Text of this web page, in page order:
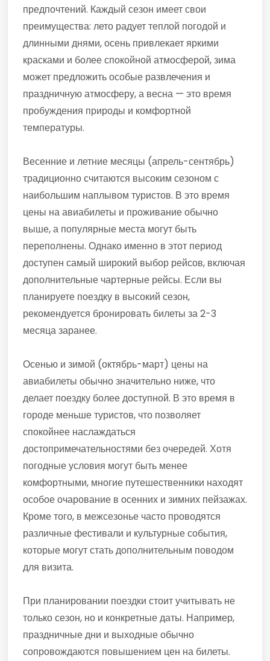
предпочтений. Каждый сезон имеет свои
преимущества: лето радует теплой погодой и
длинными днями, осень привлекает яркими
красками и более спокойной атмосферой, зима
может предложить особые развлечения и
праздничную атмосферу, а весна — это время
пробуждения природы и комфортной
температуры.
Весенние и летние месяцы (апрель-сентябрь)
традиционно считаются высоким сезоном с
наибольшим наплывом туристов. В это время
цены на авиабилеты и проживание обычно
выше, а популярные места могут быть
переполнены. Однако именно в этот период
доступен самый широкий выбор рейсов, включая
дополнительные чартерные рейсы. Если вы
планируете поездку в высокий сезон,
рекомендуется бронировать билеты за 2-3
месяца заранее.
Осенью и зимой (октябрь-март) цены на
авиабилеты обычно значительно ниже, что
делает поездку более доступной. В это время в
городе меньше туристов, что позволяет
спокойнее наслаждаться
достопримечательностями без очередей. Хотя
погодные условия могут быть менее
комфортными, многие путешественники находят
особое очарование в осенних и зимних пейзажах.
Кроме того, в межсезонье часто проводятся
различные фестивали и культурные события,
которые могут стать дополнительным поводом
для визита.
При планировании поездки стоит учитывать не
только сезон, но и конкретные даты. Например,
праздничные дни и выходные обычно
сопровождаются повышением цен на билеты.